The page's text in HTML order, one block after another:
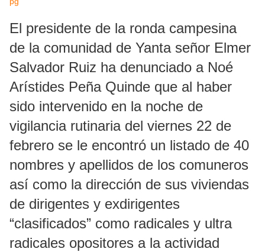
El presidente de la ronda campesina
de la comunidad de Yanta señor Elmer
Salvador Ruiz ha denunciado a Noé
Arístides Peña Quinde que al haber
sido intervenido en la noche de
vigilancia rutinaria del viernes 22 de
febrero se le encontró un listado de 40
nombres y apellidos de los comuneros
así como la dirección de sus viviendas
de dirigentes y exdirigentes
“clasificados” como radicales y ultra
radicales opositores a la actividad